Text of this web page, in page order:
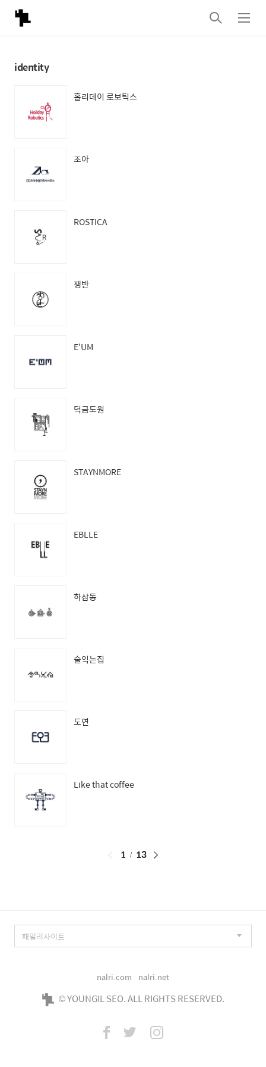
검
색
메
뉴
identity
홀리데이 로보틱스
조아
ROSTICA
쟁반
E'UM
덕금도원
STAYNMORE
EBLLE
하삼동
술익는집
도연
Like that coffee
페
1 13
nalri.com nalri.net
© YOUNGIL SEO. ALL RIGHTS RESERVED.